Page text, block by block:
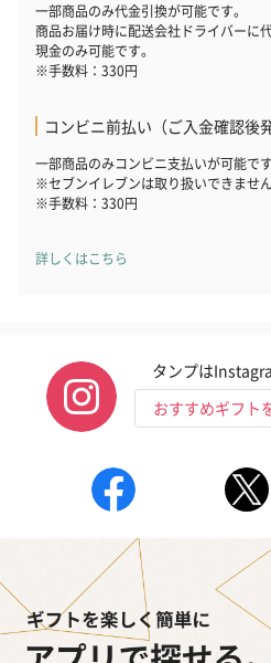
一部商品のみ代金引換が可能です。
商品お届け時に配送会社ドライバーに
現金のみ可能です。
※手数料：330円
コンビニ前払い（ご入金確認後発
一部商品のみコンビニ支払いが可能です
※セブンイレブンは取り扱いできません
※手数料：330円
詳しくはこちら
タンプは
おすすめギフト